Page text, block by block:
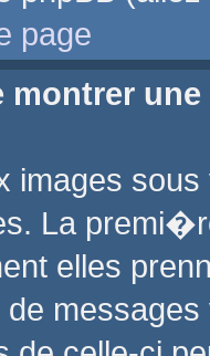
page
montrer
images
La
elles
de